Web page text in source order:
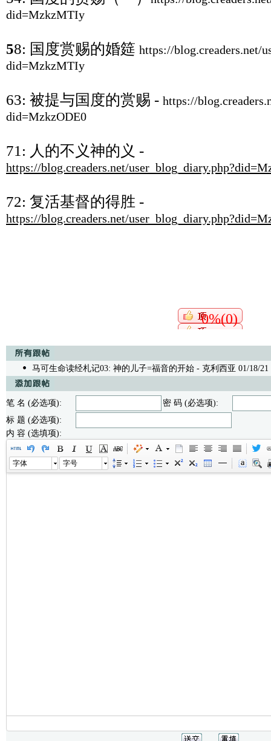
did=MzkzMTIy
58: 国度赏赐的婚筵 https://blog.creaders.net/
did=MzkzMTIy
63: 被提与国度的赏赐 - https://
did=MzkzODE0
71: 人的不义神的义 -
https://blog.creaders.net/
72: 复活基督的得胜 -
https://blog.creaders.net/
0%(0)
马可生命读经札记03: 神的儿子=福音的开始 - 克利西亚 01/18/21
笔 名 (必选项):
密 码 (必选项):
标 题 (必选项):
内 容 (选填项):
字体 字号